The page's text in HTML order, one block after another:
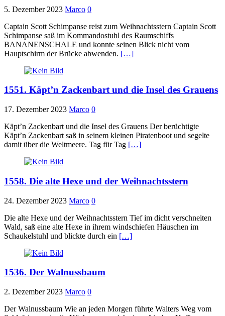
5. Dezember 2023 Marco 0
Captain Scott Schimpanse reist zum Weihnachtsstern Captain Scott
Schimpanse saß im Kommandostuhl des Raumschiffs
BANANENSCHALE und konnte seinen Blick nicht vom
Hauptschirm der Brücke abwenden. […]
1551. Käpt’n Zackenbart und die Insel des Grauens
17. Dezember 2023 Marco 0
Käpt’n Zackenbart und die Insel des Grauens Der berüchtigte
Käpt’n Zackenbart saß in seinem kleinen Piratenboot und segelte
damit über die Weltmeere. Tag für Tag […]
1558. Die alte Hexe und der Weihnachtsstern
24. Dezember 2023 Marco 0
Die alte Hexe und der Weihnachtsstern Tief im dicht verschneiten
Wald, saß eine alte Hexe in ihrem windschiefen Häuschen im
Schaukelstuhl und blickte durch ein […]
1536. Der Walnussbaum
2. Dezember 2023 Marco 0
Der Walnussbaum Wie an jeden Morgen führte Walters Weg vom